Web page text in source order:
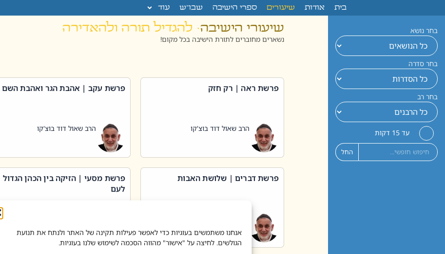
אנחנו משתמשים בעוגיות כדי לאפשר פעילות תקינה של האתר ולנתח את תנועת
הגולשים. לחיצה על "אישור" מהווה הסכמה לשימוש שלנו בעוגיות.
בית אודות שיעורים ספרי הישיבה שבו”ש עוד
בחר נושא
בחר סדרה
בחר רב
עד 15 דקות
החל
שיעורי הישיבה· להגדיל תורה ולהאדירה
נשארים מחוברים לתורת הישיבה בכל מקום!
פרשת ראה | רק חזק
הרב שאול דוד בוצ'קו
פרשת עקב | אהבת הגר ואהבת השם
הרב שאול דוד בוצ'קו
פרשת דברים | שלושת האבות
פרשת מסעי | הזיקה בין הכהן הגדול
לעם